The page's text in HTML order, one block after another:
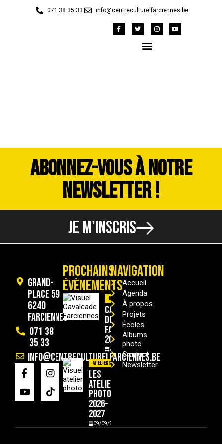
071 38 35 33 info@centreculturelfarciennes.be
ABONNEZ-VOUS À NOTRE
NEWSLETTER !
JE M'INSCRIS
Grand-
Place 59
6240
Farciennes
071 38
35 33
info@centreculturelfarciennes.be
PROCHAINS
ÉVÈNEMENTS
Divers
Cavalcade
de
Farciennes
2026
29/08/2026
Ateliers
Les
ateliers
photo
2026-
2027
09/09/2026
NAVIGATION
Accueil
Agenda
À propos
Projets
Écoles
Albums
photo
Contact
Newsletter